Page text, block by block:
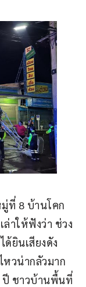
ที่ 8 บ้านโคก
าให้ฟังว่า ช่วง
ยินเสียงดัง
วน่ากลัวมาก
ปี ชาวบ้านพื้นที่